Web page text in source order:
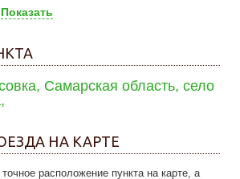
Показать
Самарская область, село
НА КАРТЕ
расположение пункта на карте, а